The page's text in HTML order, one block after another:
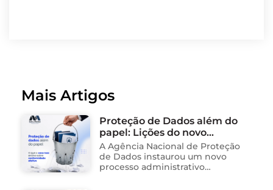
Mais Artigos
Proteção de Dados além do
papel: Lições do novo
processo sancionador da
ANPD
A Agência Nacional de Proteção
de Dados instaurou um novo
processo administrativo